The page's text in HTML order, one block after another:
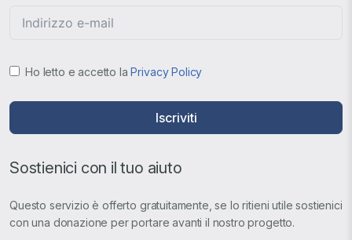
Ho letto e accetto laPrivacy Policy
Iscriviti
Sostienici con il tuo aiuto
Questo servizio è offerto gratuitamente, se lo ritieni utile sostienici
con una donazione per portare avanti il nostro progetto.